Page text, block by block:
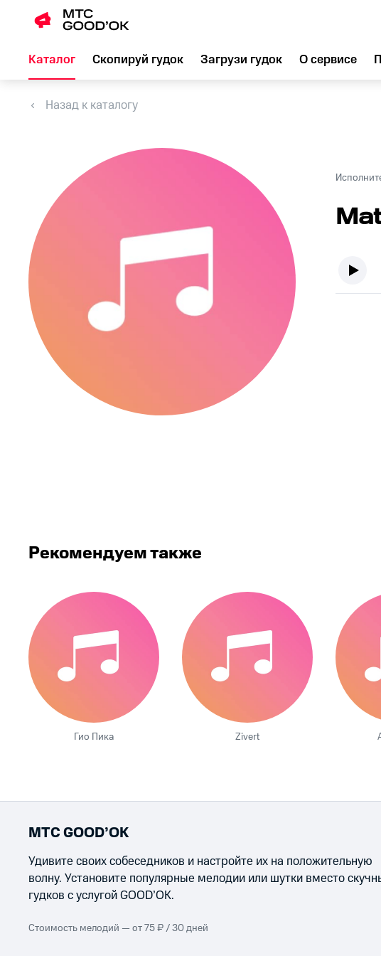
Каталог Скопируй гудок Загрузи гудок О сервисе
Назад к каталогу
Рекомендуем также
Гио Пика Zivert
МТС GOOD’OK
Удивите своих собеседников и настройте их на положительную
волну. Установите популярные мелодии или шутки вместо
гудков с услугой GOOD’OK.
Стоимость мелодий — от 75 ₽ / 30 дней